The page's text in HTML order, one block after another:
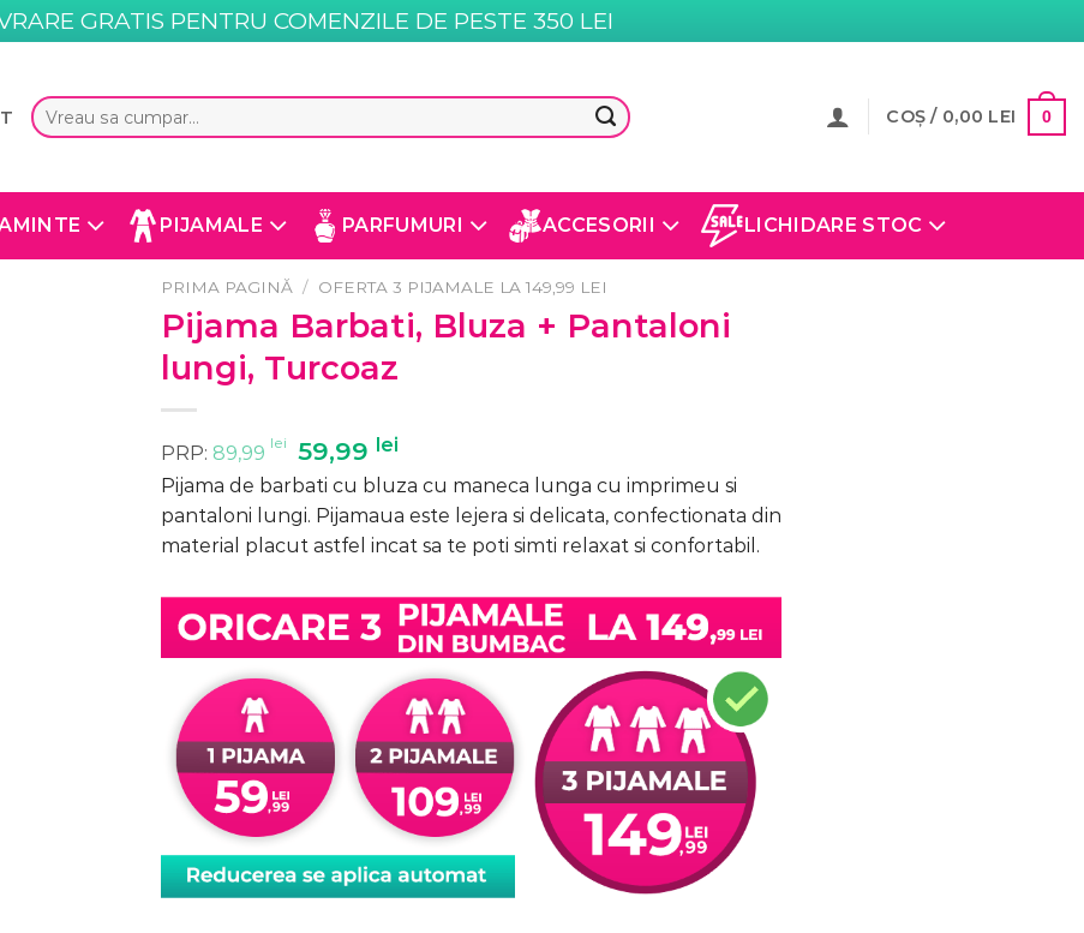
GRATIS PENTRU COMENZILE DE PESTE 350 LEI
Caută
după:
COȘ / 0,00 LEI 0
PIJAMALE PARFUMURI ACCESORII LICHIDARE STOC
PRIMA PAGINĂ / OFERTA 3 PIJAMALE LA 149,99 LEI
Pijama Barbati, Bluza + Pantaloni
lungi, Turcoaz
PRP: 89,99 lei
Prețul
inițial
a
fost:
59,99 leiPrețul
este:
59,99 lei.
Pijama de barbati cu bluza cu maneca lunga cu imprimeu si
pantaloni lungi. Pijamaua este lejera si delicata, confectionata din
material placut astfel incat sa te poti simti relaxat si confortabil.